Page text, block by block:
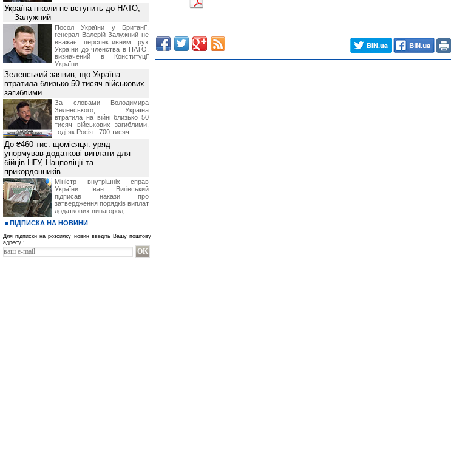
Україна ніколи не вступить до НАТО,
— Залужний
Посол України у Британії,
генерал Валерій Залужний не
вважає перспективним рух
України до членства в НАТО,
визначений в Конституції
України.
Зеленський заявив, що Україна
втратила близько 50 тисяч військових
загиблими
За словами Володимира
Зеленського, Україна
втратила на війні близько 50
тисяч військових загиблими,
тоді як Росія - 700 тисяч.
До ₴460 тис. щомісяця: уряд
унормував додаткові виплати для
бійців НГУ, Нацполіції та
прикордонників
Міністр внутрішніх справ
України Іван Вигівський
підписав накази про
затвердження порядків виплат
додаткових винагород
ПІДПИСКА НА НОВИНИ
Для підписки на розсилку новин введіть Вашу поштову
адресу :